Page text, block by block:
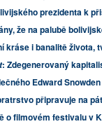
prezidenta k
že na palubě
kráse i banalitě života,
: Zdegenerovaný
Edward
připravuje na
o filmovém festivalu v